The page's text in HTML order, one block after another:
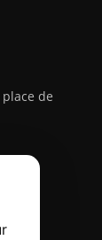
de